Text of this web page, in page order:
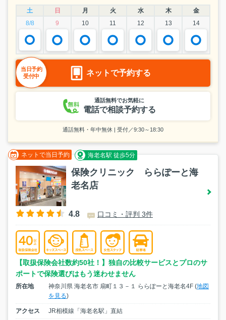
土 日 月 火 水 木
金
8/8
9 10 11 12 13 14
ネットで予約する
当日予約
受付中
通話無料でお気軽に
電話で相談予約する
通話無料・年中無休 | 受付／9:30～18:30
ネットで当日予約 海老名駅 徒歩5分
保険クリニック ららぽーと海
老名店
4.8 口コミ・評判 3件
【取扱保険会社数約50社！】独自の比較サービスとプロのサ
ポートで保険選びはもう迷わせません
所在地 神奈川県 海老名市 扇町１３－１ ららぽーと海老名4F (地図
を見る)
アクセス JR相模線「海老名駅」直結